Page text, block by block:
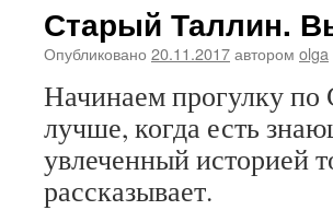
Старый Таллин.
Опубликовано 20.11.2017автором olga
Начинаем прогулку
лучше, когда есть
увлеченный историей
рассказывает.